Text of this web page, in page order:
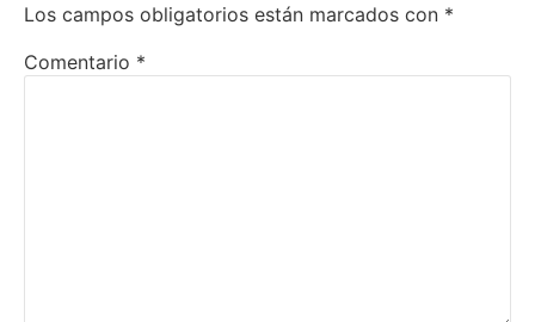
Los campos obligatorios están marcados con *
Comentario *